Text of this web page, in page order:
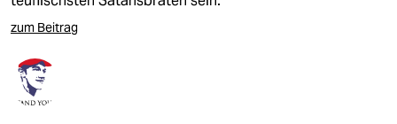
zum Beitrag